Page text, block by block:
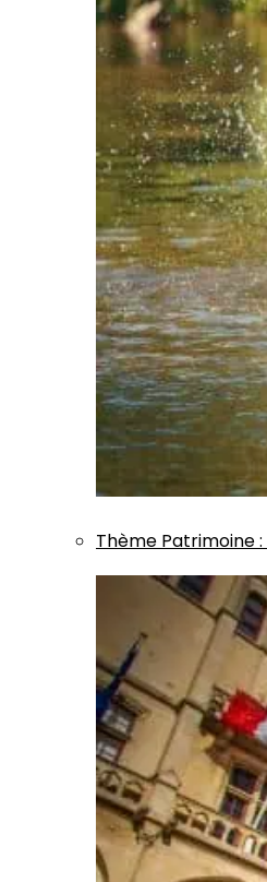
Thème Patrimoine: